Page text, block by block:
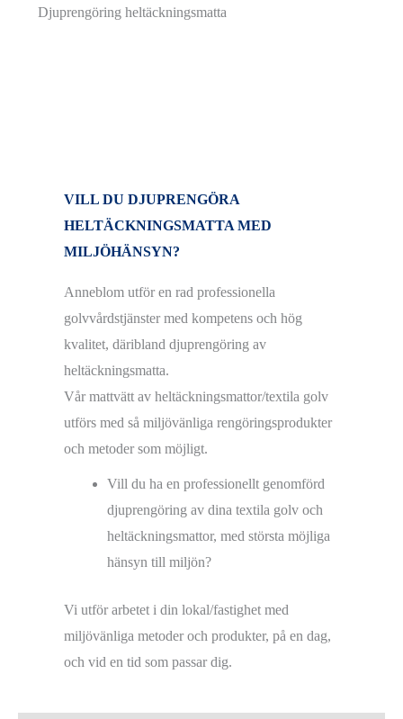
VILL DU DJUPRENGÖRA
HELTÄCKNINGSMATTA MED
MILJÖHÄNSYN?
Anneblom utför en rad professionella
golvvårdstjänster med kompetens och hög
kvalitet, däribland djuprengöring av
heltäckningsmatta.
Vår mattvätt av heltäckningsmattor/textila golv
utförs med så miljövänliga rengöringsprodukter
och metoder som möjligt.
Vill du ha en professionellt genomförd
djuprengöring av dina textila golv och
heltäckningsmattor, med största möjliga
hänsyn till miljön?
Vi utför arbetet i din lokal/fastighet med
miljövänliga metoder och produkter, på en dag,
och vid en tid som passar dig.